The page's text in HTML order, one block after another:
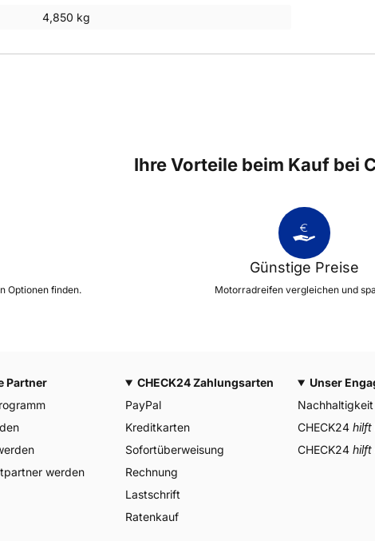
4,850 kg
Ihre Vorteile beim Kauf bei
Optionen finden.
Günstige Preise
Motorradreifen vergleichen und
Partner
werden
CHECK24 Zahlungsarten
PayPal
Kreditkarten
Sofortüberweisung
Rechnung
Lastschrift
Ratenkauf
Unser
Nachhaltigkeit
CHECK24 hilft
CHECK24 hilft